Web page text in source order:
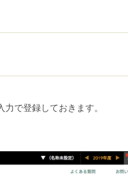
で登録しておきます。